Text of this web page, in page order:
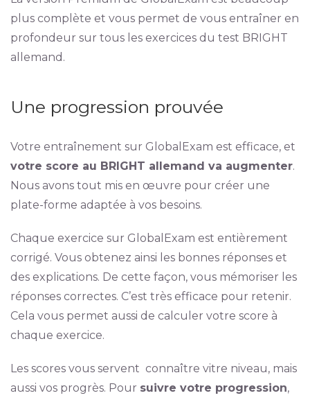
plus complète et vous permet de vous entraîner en
profondeur sur tous les exercices du test BRIGHT
allemand.
Une progression prouvée
Votre entraînement sur GlobalExam est efficace, et
votre score au BRIGHT allemand va augmenter.
Nous avons tout mis en œuvre pour créer une
plate-forme adaptée à vos besoins.
Chaque exercice sur GlobalExam est entièrement
corrigé. Vous obtenez ainsi les bonnes réponses et
des explications. De cette façon, vous mémoriser les
réponses correctes. C’est très efficace pour retenir.
Cela vous permet aussi de calculer votre score à
chaque exercice.
Les scores vous servent connaître vitre niveau, mais
aussi vos progrès. Pour suivre votre progression,